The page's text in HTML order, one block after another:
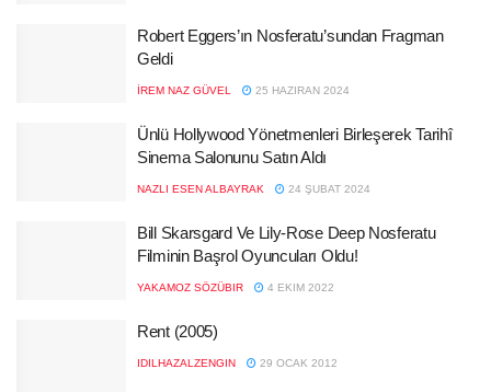
Robert Eggers’ın Nosferatu’sundan Fragman
Geldi
İREM NAZ GÜVEL 25 HAZIRAN 2024
Ünlü Hollywood Yönetmenleri Birleşerek Tarihî
Sinema Salonunu Satın Aldı
NAZLI ESEN ALBAYRAK 24 ŞUBAT 2024
Bill Skarsgard Ve Lily-Rose Deep Nosferatu
Filminin Başrol Oyuncuları Oldu!
YAKAMOZ SÖZÜBIR 4 EKIM 2022
Rent (2005)
IDILHAZALZENGIN 29 OCAK 2012